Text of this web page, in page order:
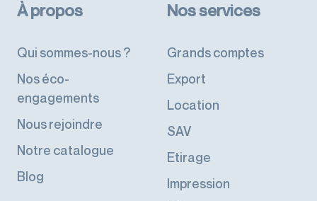
À propos
Qui sommes-nous ?
Nos éco-
engagements
Nous rejoindre
Notre catalogue
Blog
Nos services
Grands comptes
Export
Location
SAV
Etirage
Impression